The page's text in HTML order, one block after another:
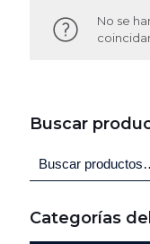
No se
Buscar
Categorías